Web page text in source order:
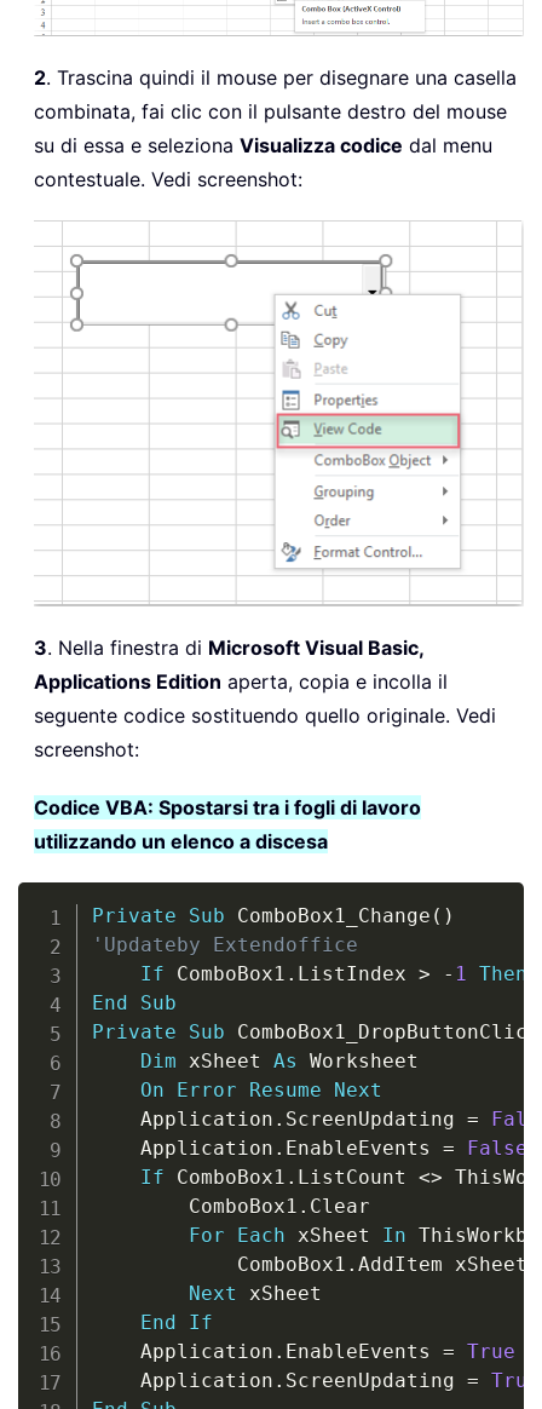
2. Trascina quindi il mouse per disegnare una casella
combinata, fai clic con il pulsante destro del mouse
su di essa e seleziona Visualizza codice dal menu
contestuale. Vedi screenshot:
3. Nella finestra di Microsoft Visual Basic,
Applications Edition aperta, copia e incolla il
seguente codice sostituendo quello originale. Vedi
screenshot:
Codice VBA: Spostarsi tra i fogli di lavoro
utilizzando un elenco a discesa
Private Sub ComboBox1_Change ( )
'Updateby Extendoffice
If ComboBox1 . ListIndex > - 1 Then
End
Sub
Private
Sub ComboBox1_DropButtonClick
Dim xSheet As Worksheet
On
Error Resume
Next
    Application
. ScreenUpdating =
    Application
. EnableEvents =
False
If ComboBox1 . ListCount <>
        ComboBox1
. Clear
For
Each xSheet In
            ComboBox1
. AddItem xSheet
Next xSheet
End
If
    Application
. EnableEvents = True
    Application
. ScreenUpdating = True
Copy